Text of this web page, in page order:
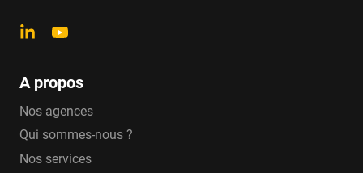
A propos
Nos agences
Qui sommes-nous ?
Nos services